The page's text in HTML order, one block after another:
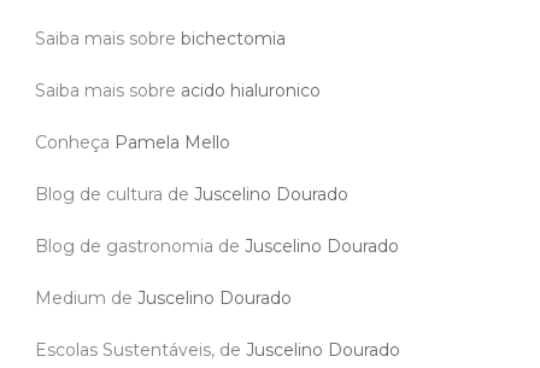
Saiba mais sobre bichectomia
Saiba mais sobre acido hialuronico
Conheça Pamela Mello
Blog de cultura de Juscelino Dourado
Blog de gastronomia de Juscelino Dourado
Medium de Juscelino Dourado
Escolas Sustentáveis, de Juscelino Dourado